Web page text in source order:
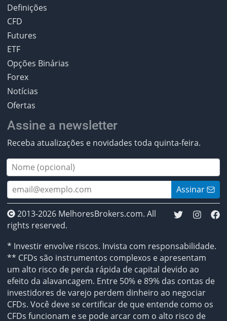
Definições
CFD
Futures
ETF
Opções Binárias
Forex
Notícias
Ofertas
Assine a newsletter
Receba atualizações e novidades toda quinta-feira.
Assinar
2013-2026 MelhoresBrokers.com. All
rights reserved.
* Investir envolve riscos. Invista com responsabilidade.
** CFDs são instrumentos complexos e apresentam
um alto risco de perda rápida de capital devido ao
efeito da alavancagem. Entre 50% e 89% das contas de
investidores de varejo perdem dinheiro ao negociar
CFDs. Você deve se certificar de que entende como os
CFDs funcionam e se pode arcar com o alto risco de